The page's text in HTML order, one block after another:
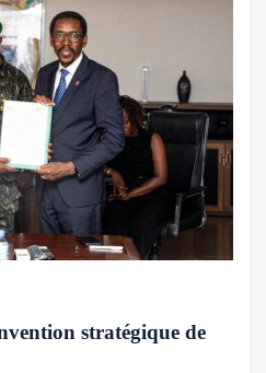
stratégique de